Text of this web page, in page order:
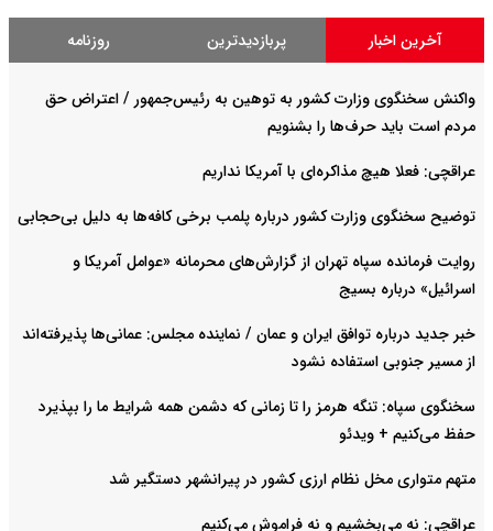
آخرین اخبار پربازدیدترین روزنامه
واکنش سخنگوی وزارت کشور به توهین به رئیس‌جمهور / اعتراض حق
مردم است باید حرف‌ها را بشنویم
عراقچی: فعلا هیچ مذاکره‌ای با آمریکا نداریم
توضیح سخنگوی وزارت کشور درباره پلمب برخی کافه‌ها به دلیل بی‌حجابی
روایت فرمانده سپاه تهران از گزارش‌های محرمانه «عوامل آمریکا و
اسرائیل» درباره بسیج
خبر جدید درباره توافق ایران و عمان / نماینده مجلس: عمانی‌ها پذیرفته‌اند
از مسیر جنوبی استفاده نشود
سخنگوی سپاه: تنگه هرمز را تا زمانی که دشمن همه شرایط ما را بپذیرد
حفظ می‌کنیم + ویدئو
متهم متواری مخل نظام ارزی کشور در پیرانشهر دستگیر شد
عراقچی: نه می‌بخشیم و نه فراموش می‌کنیم